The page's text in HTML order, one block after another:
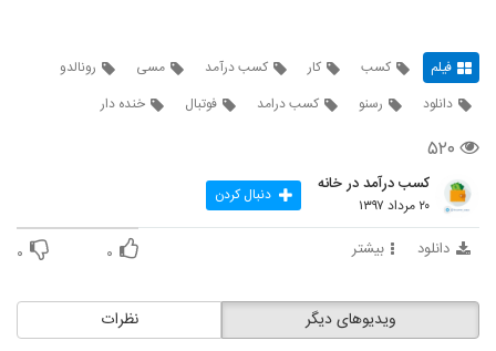
فیلم کسب کار کسب درآمد مسی
رونالدو
دانلود
رسنو کسب درامد فوتبال خنده دار
۵۲۰
کسب درآمد در خانه
۲۰ مرداد ۱۳۹۷ دنبال کردن
دانلود بیشتر ۰ ۰
نظرات ویدیوهای دیگر